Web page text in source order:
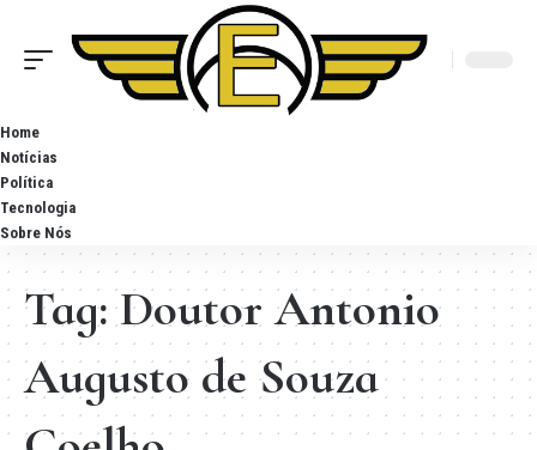
Home
Notícias
Política
Tecnologia
Sobre Nós
Tag:Doutor Antonio
Augusto de Souza